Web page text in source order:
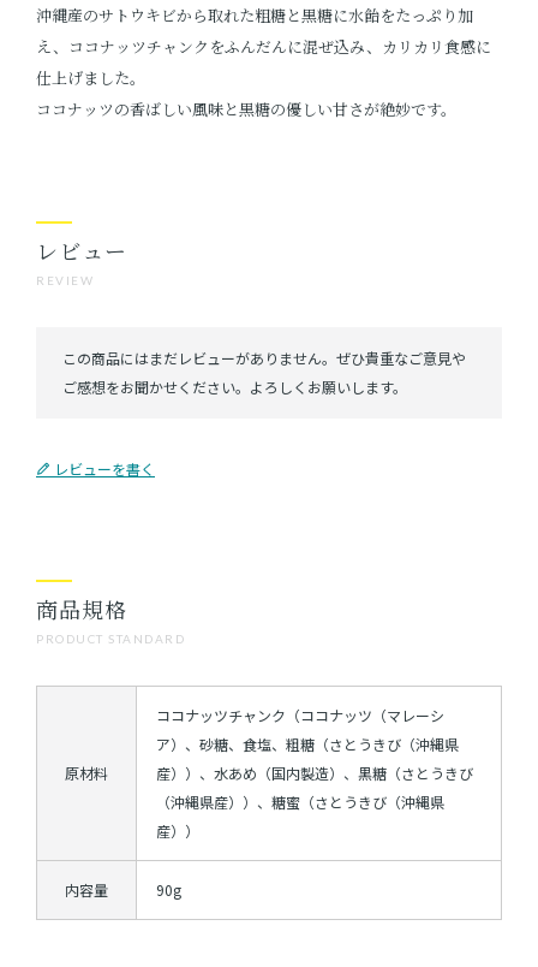
沖縄産のサトウキビから取れた粗糖と黒糖に水飴をたっぷり加
え、ココナッツチャンクをふんだんに混ぜ込み、カリカリ食感に
仕上げました。
ココナッツの香ばしい風味と黒糖の優しい甘さが絶妙です。
REVIEW
レビュー
レビューを書く
PRODUCT STANDARD
商品規格
原材料
ココナッツチャンク（ココナッツ（マレーシ
ア）、砂糖、食塩、粗糖（さとうきび（沖縄県
産））、水あめ（国内製造）、黒糖（さとうきび
（沖縄県産））、糖蜜（さとうきび（沖縄県
産））
内容量 90g